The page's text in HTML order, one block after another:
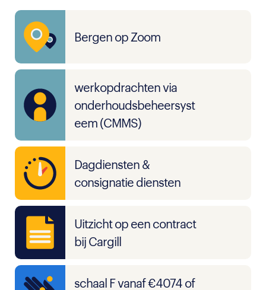
Bergen op Zoom
werkopdrachten via
onderhoudsbeheersyst
eem (CMMS)
Dagdiensten &
consignatie diensten
Uitzicht op een contract
bij Cargill
schaal F vanaf €4074 of